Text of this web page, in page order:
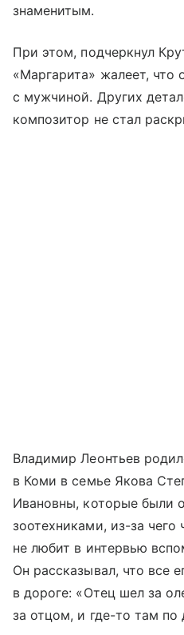
знаменитым.
При этом, подчеркнул
«Маргарита» жалеет, что
с мужчиной. Других
композитор не стал
Владимир Леонтьев
в Коми в семье Якова
Ивановны, которые были
зоотехниками, из-за
не любит в интервью
Он рассказывал, что все
в дороге: «Отец шел за
за отцом, и где-то там по